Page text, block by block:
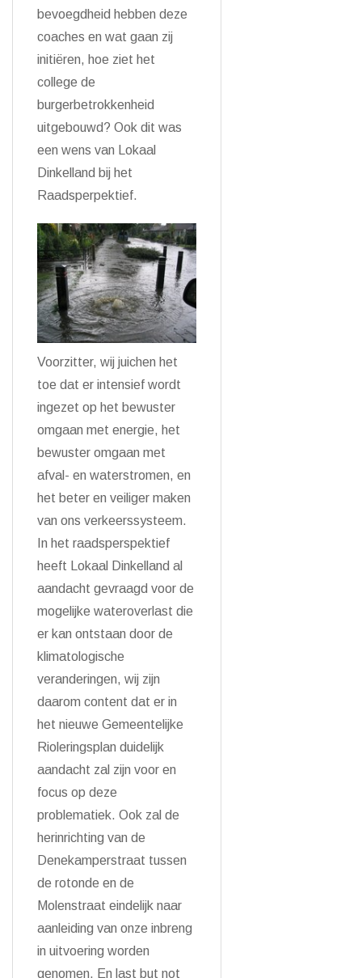
bevoegdheid hebben deze
coaches en wat gaan zij
initiëren, hoe ziet het
college de
burgerbetrokkenheid
uitgebouwd? Ook dit was
een wens van Lokaal
Dinkelland bij het
Raadsperpektief.
Voorzitter, wij juichen het
toe dat er intensief wordt
ingezet op het bewuster
omgaan met energie, het
bewuster omgaan met
afval- en waterstromen, en
het beter en veiliger maken
van ons verkeerssysteem.
In het raadsperspektief
heeft Lokaal Dinkelland al
aandacht gevraagd voor de
mogelijke wateroverlast die
er kan ontstaan door de
klimatologische
veranderingen, wij zijn
daarom content dat er in
het nieuwe Gemeentelijke
Rioleringsplan duidelijk
aandacht zal zijn voor en
focus op deze
problematiek. Ook zal de
herinrichting van de
Denekamperstraat tussen
de rotonde en de
Molenstraat eindelijk naar
aanleiding van onze inbreng
in uitvoering worden
genomen. En last but not